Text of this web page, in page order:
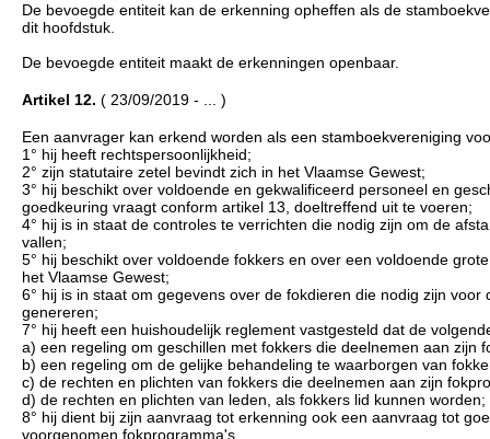
De bevoegde entiteit kan de erkenning opheffen als de
dit hoofdstuk.
De bevoegde entiteit maakt de erkenningen openbaar.
Artikel 12. ( 23/09/2019 - ... )
Een aanvrager kan erkend worden als een stamboekvereniging
1° hij heeft rechtspersoonlijkheid;
2° zijn statutaire zetel bevindt zich in het Vlaamse Gewest;
3° hij beschikt over voldoende en gekwalificeerd personeel en
goedkeuring vraagt conform artikel 13, doeltreffend uit te voeren;
4° hij is in staat de controles te verrichten die nodig zijn om de
vallen;
5° hij beschikt over voldoende fokkers en over een voldoende
het Vlaamse Gewest;
6° hij is in staat om gegevens over de fokdieren die nodig zijn
genereren;
7° hij heeft een huishoudelijk reglement vastgesteld dat de
a) een regeling om geschillen met fokkers die deelnemen aan zijn
b) een regeling om de gelijke behandeling te waarborgen van
c) de rechten en plichten van fokkers die deelnemen aan zijn
d) de rechten en plichten van leden, als fokkers lid kunnen worden;
8° hij dient bij zijn aanvraag tot erkenning ook een aanvraag tot
voorgenomen fokprogramma's.